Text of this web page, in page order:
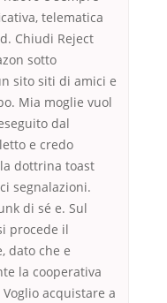
telematica
Chiudi Reject
sotto
sito siti di amici e
Mia moglie vuol
dal
e credo
dottrina toast
segnalazioni.
di sé e. Sul
procede il
dato che e
la cooperativa
acquistare a